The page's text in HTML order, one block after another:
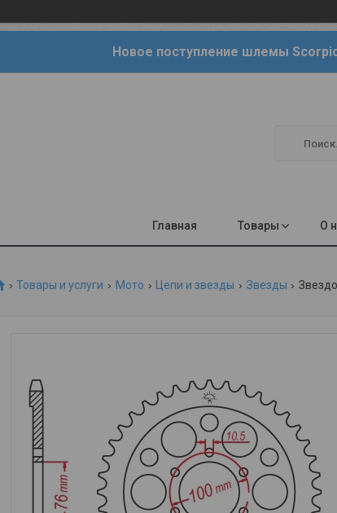
Новое поступление шлемы
Главная Товары О
Товары и услуги Мото Цепи и звезды Звезды